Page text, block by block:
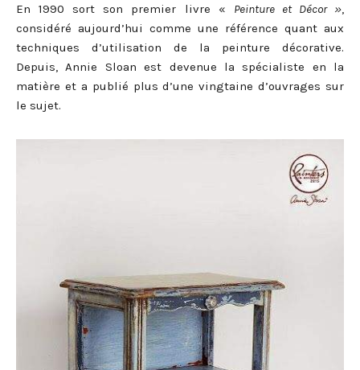
En 1990 sort son premier livre « Peinture et Décor »,
considéré aujourd’hui comme une référence quant aux
techniques d’utilisation de la peinture décorative.
Depuis, Annie Sloan est devenue la spécialiste en la
matière et a publié plus d’une vingtaine d’ouvrages sur
le sujet.